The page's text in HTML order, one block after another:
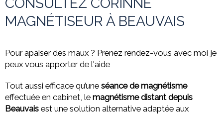
MAGNÉTISEUR À BEAUVAIS
Pour apaiser des maux ? Prenez rendez-vous avec moi je
peux vous apporter de l'aide
Tout aussi efficace qu’une séance de magnétisme
effectuée en cabinet, le magnétisme distant depuis
Beauvais est une solution alternative adaptée aux